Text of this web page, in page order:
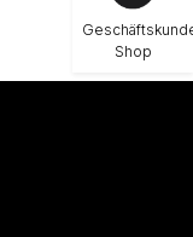
Shop